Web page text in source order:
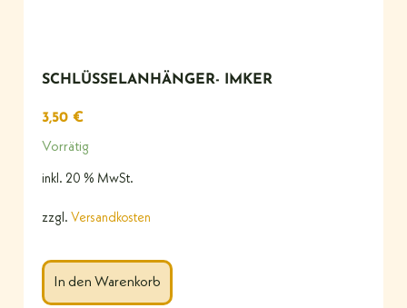
SCHLÜSSELANHÄNGER- IMKER
3,50 €
Vorrätig
inkl. 20 % MwSt.
zzgl. Versandkosten
In den Warenkorb